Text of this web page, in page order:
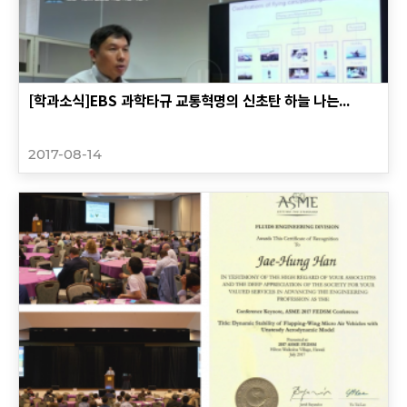
[학과소식]EBS 과학타규 교통혁명의 신초탄 하늘 나는...
2017-08-14